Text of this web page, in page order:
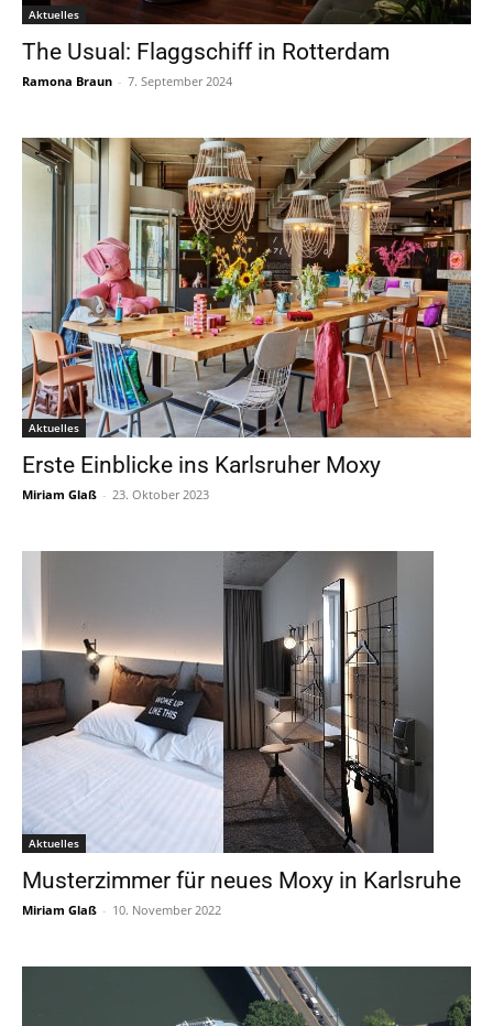
Aktuelles
The Usual: Flaggschiff in Rotterdam
Ramona Braun - 7. September 2024
Aktuelles
Erste Einblicke ins Karlsruher Moxy
Miriam Glaß - 23. Oktober 2023
Aktuelles
Musterzimmer für neues Moxy in Karlsruhe
Miriam Glaß - 10. November 2022